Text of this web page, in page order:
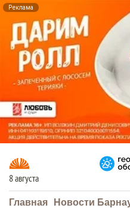
Реклама
8 августа
Главная Новости